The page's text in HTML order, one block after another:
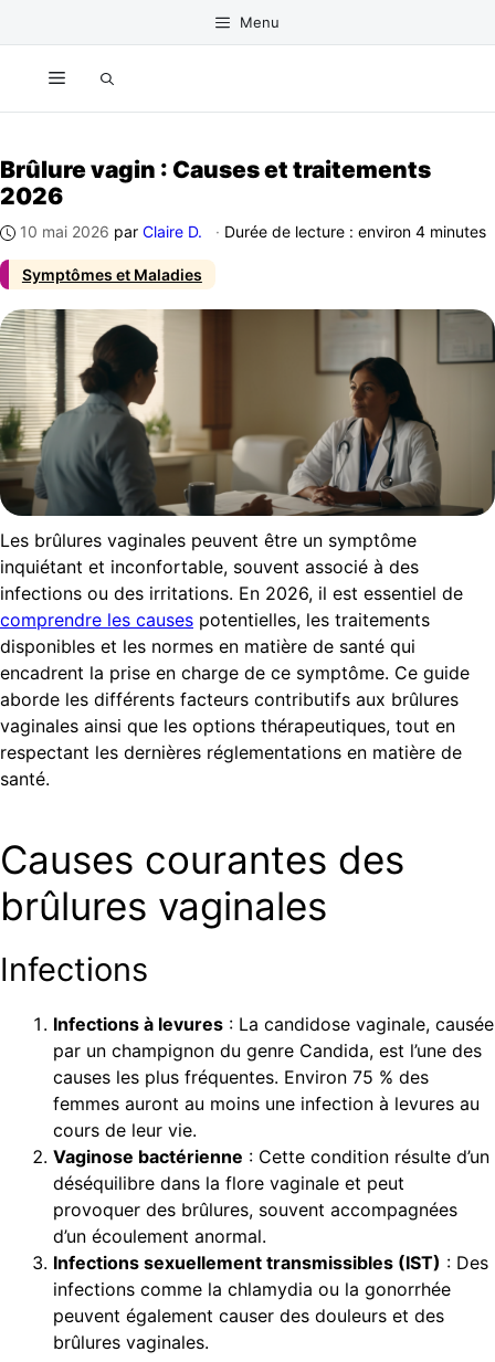
Menu
Menu
Symptômes et Maladies
Brûlure vagin : Causes et traitements
2026
10 mai 2026 par Claire D. · Durée de lecture : environ 4 minutes
Les brûlures vaginales peuvent être un symptôme
inquiétant et inconfortable, souvent associé à des
infections ou des irritations. En 2026, il est essentiel de
comprendre les causes potentielles, les traitements
disponibles et les normes en matière de santé qui
encadrent la prise en charge de ce symptôme. Ce guide
aborde les différents facteurs contributifs aux brûlures
vaginales ainsi que les options thérapeutiques, tout en
respectant les dernières réglementations en matière de
santé.
Causes courantes des
brûlures vaginales
Infections
Infections à levures : La candidose vaginale, causée
par un champignon du genre Candida, est l’une des
causes les plus fréquentes. Environ 75 % des
femmes auront au moins une infection à levures au
cours de leur vie.
Vaginose bactérienne : Cette condition résulte d’un
déséquilibre dans la flore vaginale et peut
provoquer des brûlures, souvent accompagnées
d’un écoulement anormal.
Infections sexuellement transmissibles (IST) : Des
infections comme la chlamydia ou la gonorrhée
peuvent également causer des douleurs et des
brûlures vaginales.